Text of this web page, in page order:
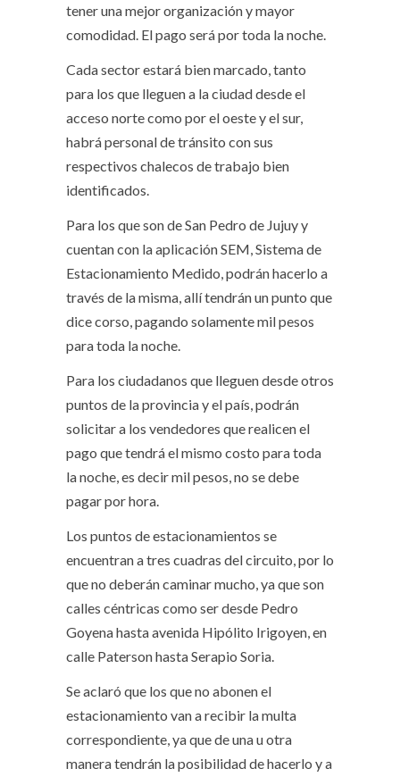
tener una mejor organización y mayor
comodidad. El pago será por toda la noche.
Cada sector estará bien marcado, tanto
para los que lleguen a la ciudad desde el
acceso norte como por el oeste y el sur,
habrá personal de tránsito con sus
respectivos chalecos de trabajo bien
identificados.
Para los que son de San Pedro de Jujuy y
cuentan con la aplicación SEM, Sistema de
Estacionamiento Medido, podrán hacerlo a
través de la misma, allí tendrán un punto que
dice corso, pagando solamente mil pesos
para toda la noche.
Para los ciudadanos que lleguen desde otros
puntos de la provincia y el país, podrán
solicitar a los vendedores que realicen el
pago que tendrá el mismo costo para toda
la noche, es decir mil pesos, no se debe
pagar por hora.
Los puntos de estacionamientos se
encuentran a tres cuadras del circuito, por lo
que no deberán caminar mucho, ya que son
calles céntricas como ser desde Pedro
Goyena hasta avenida Hipólito Irigoyen, en
calle Paterson hasta Serapio Soria.
Se aclaró que los que no abonen el
estacionamiento van a recibir la multa
correspondiente, ya que de una u otra
manera tendrán la posibilidad de hacerlo y a